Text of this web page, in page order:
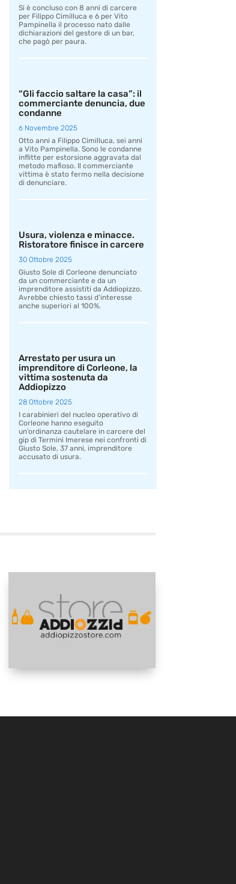
Si è concluso con 8 anni di carcere
per Filippo Cimilluca e 6 per Vito
Pampinella il processo nato dalle
dichiarazioni del gestore di un bar,
che pagò per paura.
“Gli faccio saltare la casa”: il
commerciante denuncia, due
condanne
6 Novembre 2025
Otto anni a Filippo Cimilluca, sei anni
a Vito Pampinella. Sono le condanne
inflitte per estorsione aggravata dal
metodo mafioso. Il commerciante
vittima è stato fermo nella decisione
di denunciare.
Usura, violenza e minacce.
Ristoratore finisce in carcere
30 Ottobre 2025
Giusto Sole di Corleone denunciato
da un commerciante e da un
imprenditore assistiti da Addiopizzo.
Avrebbe chiesto tassi d’interesse
anche superiori al 100%.
Arrestato per usura un
imprenditore di Corleone, la
vittima sostenuta da
Addiopizzo
28 Ottobre 2025
I carabinieri del nucleo operativo di
Corleone hanno eseguito
un’ordinanza cautelare in carcere del
gip di Termini Imerese nei confronti di
Giusto Sole, 37 anni, imprenditore
accusato di usura.